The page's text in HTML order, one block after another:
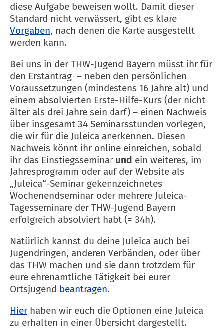
diese Aufgabe beweisen wollt. Damit dieser
Standard nicht verwässert, gibt es klare
Vorgaben, nach denen die Karte ausgestellt
werden kann.
Bei uns in der THW-Jugend Bayern müsst ihr für
den Erstantrag – neben den persönlichen
Voraussetzungen (mindestens 16 Jahre alt) und
einem absolvierten Erste-Hilfe-Kurs (der nicht
älter als drei Jahre sein darf) – einen Nachweis
über insgesamt 34 Seminarsstunden vorlegen,
die wir für die Juleica anerkennen. Diesen
Nachweis könnt ihr online einreichen, sobald
ihr das Einstiegsseminar und ein weiteres, im
Jahresprogramm oder auf der Website als
„Juleica“-Seminar gekennzeichnetes
Wochenendseminar oder mehrere Juleica-
Tagesseminare der THW-Jugend Bayern
erfolgreich absolviert habt (= 34h).
Natürlich kannst du deine Juleica auch bei
Jugendringen, anderen Verbänden, oder über
das THW machen und sie dann trotzdem für
eure ehrenamtliche Tätigkeit bei eurer
Ortsjugend beantragen.
Hierhaben wir euch die Optionen eine Juleica
zu erhalten in einer Übersicht dargestellt.